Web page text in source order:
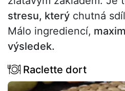
stresu, který chutná
Málo ingrediencí,
výsledek.
Raclette dort